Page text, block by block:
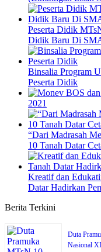
Peserta Didik
Didik Baru Di
Binsalia Program
Peserta Didik
2021
“Dari Madrasah
10 Tanah Datar
Kreatif dan
Datar Hadirkan
Berita Terkini
Duta
Nasional